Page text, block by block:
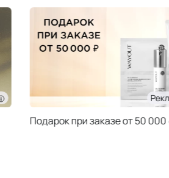
Реклама
Подарок при заказе от 50 000 ₽